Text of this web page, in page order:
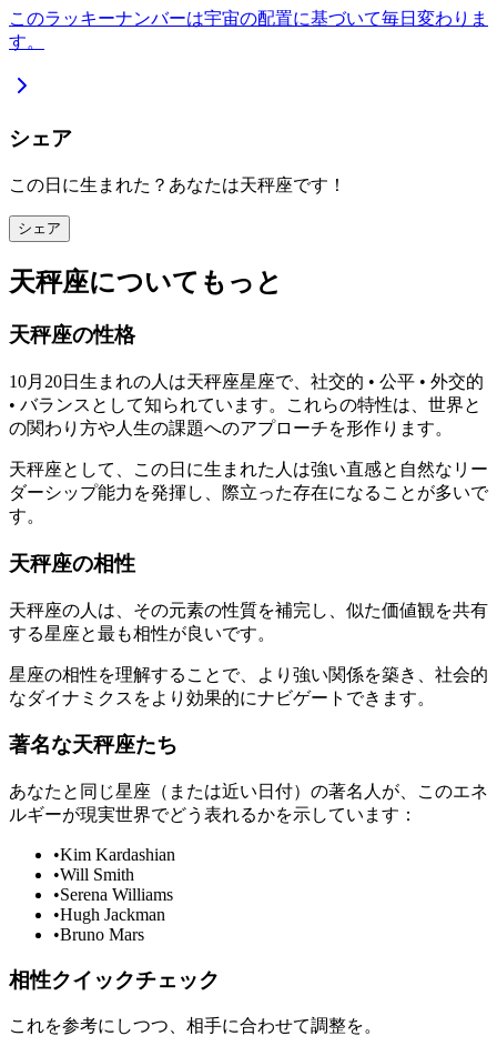
このラッキーナンバーは宇宙の配置に基づいて毎日変わりま
す。
シェア
この日に生まれた？あなたは天秤座です！
シェア
天秤座についてもっと
天秤座の性格
10月20日生まれの人は天秤座星座で、社交的 • 公平 • 外交的
• バランスとして知られています。これらの特性は、世界と
の関わり方や人生の課題へのアプローチを形作ります。
天秤座として、この日に生まれた人は強い直感と自然なリー
ダーシップ能力を発揮し、際立った存在になることが多いで
す。
天秤座の相性
天秤座の人は、その元素の性質を補完し、似た価値観を共有
する星座と最も相性が良いです。
星座の相性を理解することで、より強い関係を築き、社会的
なダイナミクスをより効果的にナビゲートできます。
著名な天秤座たち
あなたと同じ星座（または近い日付）の著名人が、このエネ
ルギーが現実世界でどう表れるかを示しています：
•Kim Kardashian
•Will Smith
•Serena Williams
•Hugh Jackman
•Bruno Mars
相性クイックチェック
これを参考にしつつ、相手に合わせて調整を。